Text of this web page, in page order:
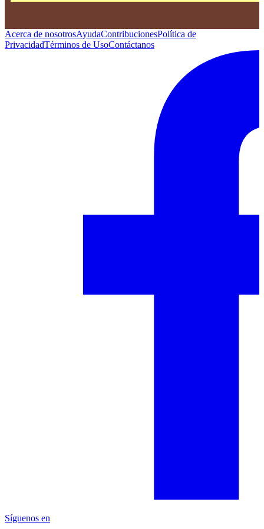
Acerca de nosotrosAyudaContribucionesPolítica de
PrivacidadTérminos de UsoContáctanos
Síguenos en